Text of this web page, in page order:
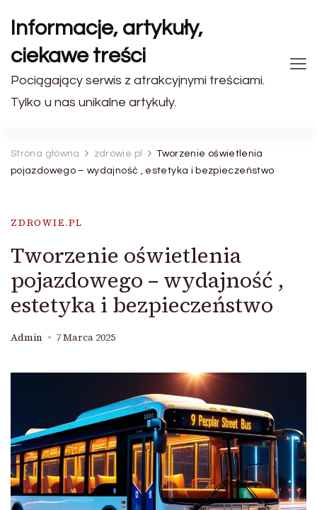
Informacje, artykuły,
ciekawe treści
Pociągający serwis z atrakcyjnymi treściami.
Tylko u nas unikalne artykuły.
Strona główna zdrowie.pl
Tworzenie oświetlenia
pojazdowego – wydajność , estetyka i bezpieczeństwo
ZDROWIE.PL
Tworzenie oświetlenia
pojazdowego – wydajność ,
estetyka i bezpieczeństwo
Admin 7 Marca 2025